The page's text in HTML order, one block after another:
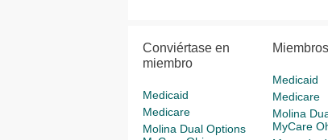
Conviértase en
miembro
Medicaid
Medicare
Molina Dual Options
Miembros
Medicaid
Medicare
Molina
MyCare